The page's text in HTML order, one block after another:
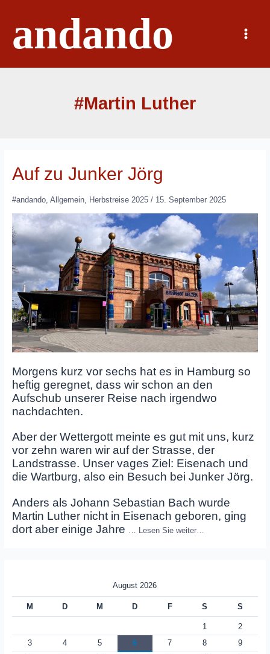
springenandando
Main
Menu
#Martin Luther
Auf zu Junker Jörg
#andando, Allgemein, Herbstreise 2025/ 15. September 2025
Morgens kurz vor sechs hat es in Hamburg so
heftig geregnet, dass wir schon an den
Aufschub unserer Reise nach irgendwo
nachdachten.
Aber der Wettergott meinte es gut mit uns, kurz
vor zehn waren wir auf der Strasse, der
Landstrasse. Unser vages Ziel: Eisenach und
die Wartburg, also ein Besuch bei Junker Jörg.
Anders als Johann Sebastian Bach wurde
Martin Luther nicht in Eisenach geboren, ging
dort aber einige Jahre
Lesen Sie weiter…
August 2026
M D M D F S S
1
2
3
4 5 6 7 8
9